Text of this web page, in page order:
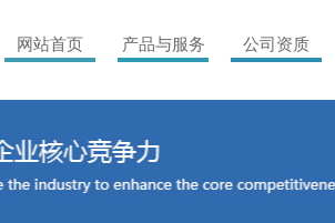
网站首页 产品与服务 公司资质